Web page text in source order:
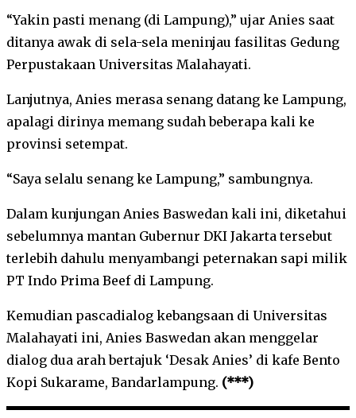
“Yakin pasti menang (di Lampung),” ujar Anies saat
ditanya awak di sela-sela meninjau fasilitas Gedung
Perpustakaan Universitas Malahayati.
Lanjutnya, Anies merasa senang datang ke Lampung,
apalagi dirinya memang sudah beberapa kali ke
provinsi setempat.
“Saya selalu senang ke Lampung,” sambungnya.
Dalam kunjungan Anies Baswedan kali ini, diketahui
sebelumnya mantan Gubernur DKI Jakarta tersebut
terlebih dahulu menyambangi peternakan sapi milik
PT Indo Prima Beef di Lampung.
Kemudian pascadialog kebangsaan di Universitas
Malahayati ini, Anies Baswedan akan menggelar
dialog dua arah bertajuk ‘Desak Anies’ di kafe Bento
Kopi Sukarame, Bandarlampung. (***)